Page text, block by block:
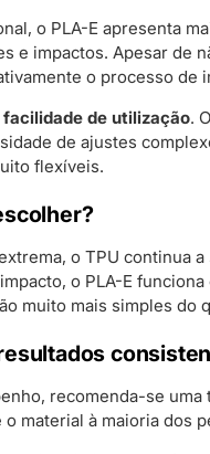
o PLA-E apresenta
e impactos. Apesar de
o processo de
facilidade de utilização.
de ajustes
flexíveis.
o TPU continua
o PLA-E
muito mais simples do
recomenda-se
material à maioria dos